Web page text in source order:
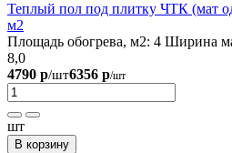
Теплый пол под плитку ЧТК (мат
м2
Площадь обогрева, м2: 4 Ширина
8,0
4790 р/шт6356 р/шт
шт
В корзину